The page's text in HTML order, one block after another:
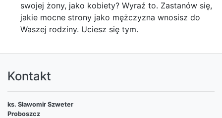
swojej żony, jako kobiety? Wyraź to. Zastanów się,
jakie mocne strony jako mężczyzna wnosisz do
Waszej rodziny. Uciesz się tym.
Kontakt
ks. Sławomir Szweter
Proboszcz